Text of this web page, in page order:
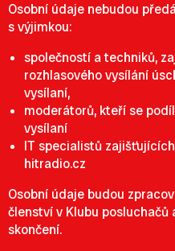
Osobní údaje nebudou
s výjimkou:
společností a techniků,
rozhlasového vysílání
vysílaní,
moderátorů, kteří se
vysílaní
IT specialistů
hitradio.cz
Osobní údaje budou
členství v Klubu posluchačů
skončení.